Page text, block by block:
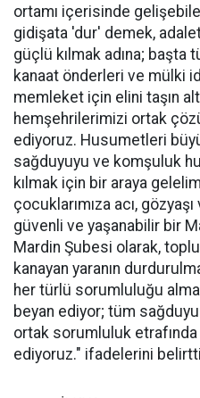
ortamı içerisinde
gidişata 'dur' demek,
güçlü kılmak adına; başta
kanaat önderleri ve mülki
memleket için elini taşın
hemşehrilerimizi ortak
ediyoruz. Husumetleri
sağduyuyu ve komşuluk
kılmak için bir araya
çocuklarımıza acı,
güvenli ve yaşanabilir bir
Mardin Şubesi olarak,
kanayan yaranın
her türlü sorumluluğu
beyan ediyor; tüm
ortak sorumluluk
ediyoruz." ifadelerini